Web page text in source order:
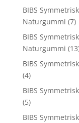
BIBS
Naturgummi (7)
BIBS
Naturgummi
BIBS
(4)
BIBS
(5)
BIBS